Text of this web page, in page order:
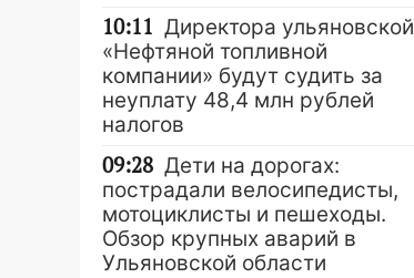
10:11 Директора ульяновской
«Нефтяной топливной
компании» будут судить за
неуплату 48,4 млн рублей
налогов
09:28 Дети на дорогах:
пострадали велосипедисты,
мотоциклисты и пешеходы.
Обзор крупных аварий в
Ульяновской области